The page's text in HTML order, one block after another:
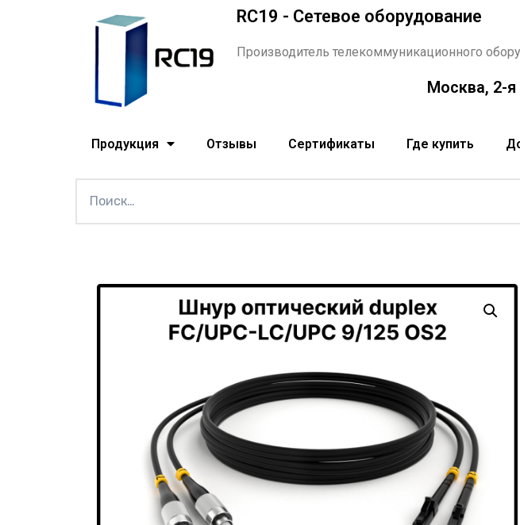
RC19 - Сетевое оборудование
Производитель телекоммуникационного
Москва, 2-я
Продукция Отзывы Сертификаты Где купить